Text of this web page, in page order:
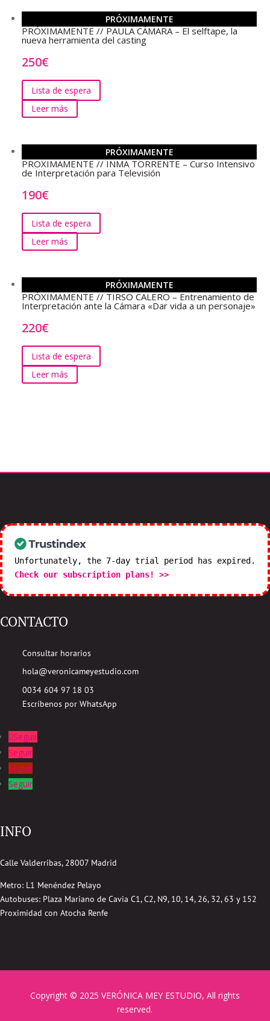
PRÓXIMAMENTE
PRÓXIMAMENTE // PAULA CÁMARA – El selftape, la
nueva herramienta del casting
250€
Lista de espera
Leer más
PRÓXIMAMENTE
PROXIMAMENTE // INMA TORRENTE – Curso Intensivo
de Interpretación para Televisión
190€
Lista de espera
Leer más
PRÓXIMAMENTE
PRÓXIMAMENTE // TIRSO CALERO – Entrenamiento de
Interpretación ante la Cámara «Dar vida a un personaje»
220€
Lista de espera
Leer más
Unfortunately, the 7-day trial period has expired.
Check our subscription plans! >>
CONTACTO
Consultar horarios
hola@veronicameyestudio.com
0034 604 97 18 03
Escríbenos por WhatsApp
Seguir
Seguir
Seguir
Seguir
INFO
Calle Valderribas, 28007 Madrid
Metro: L1 Menéndez Pelayo
Autobuses: Plaza Mariano de Cavia C1, C2, N9, 10, 14, 26, 32, 63 y 152
Proximidad con Atocha Renfe
Copyright © 2025 VERÓNICA MEY ESTUDIO, All rights
reserved.